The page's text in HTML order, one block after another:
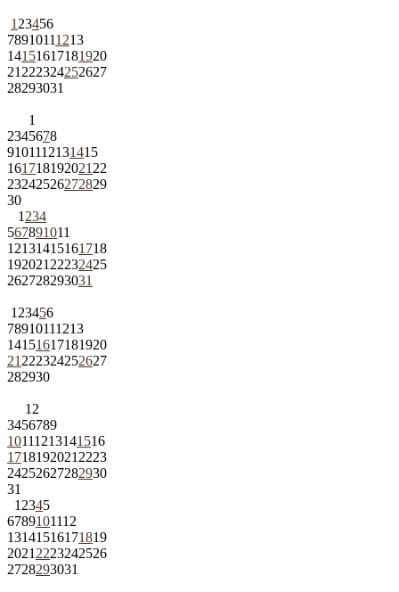
1 23456
78910111213
14151617181920
21 222324252627
28293031
1
2345678
9101112131415
161718192021 22
23242526272829
30
1 234
567891011
12131415161718
192021 22232425
262728293031
1 23456
78910111213
14151617181920
21 222324252627
282930
1 2
3456789
10111213141516
1718192021 2223
24252627282930
31
1 2345
6789101112
13141516171819
2021 2223242526
2728293031